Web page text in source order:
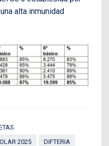
alta inmunidad
2025 DIFTERIA